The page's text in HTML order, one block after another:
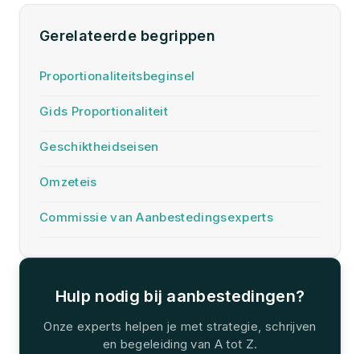
Gerelateerde begrippen
Proportionaliteitsbeginsel
Gids Proportionaliteit
Geschiktheidseisen
Omzeteis
Commissie van Aanbestedingsexperts
Hulp nodig bij aanbestedingen?
Onze experts helpen je met strategie, schrijven
en begeleiding van A tot Z.